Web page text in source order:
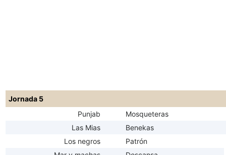
Jornada 5
Punjab
Mosqueteras
Las Mias
Benekas
Los negros
Patrón